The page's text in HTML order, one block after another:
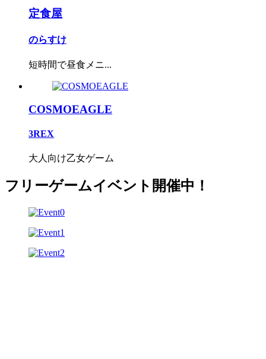
定食屋
のらすけ
短時間で昼食メニ...
COSMOEAGLE
3REX
大人向け乙女ゲーム
フリーゲームイベント開催中！